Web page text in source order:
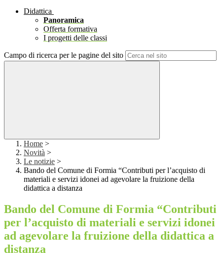
Didattica
Panoramica
Offerta formativa
I progetti delle classi
Campo di ricerca per le pagine del sito
Home >
Novità >
Le notizie >
Bando del Comune di Formia “Contributi per l’acquisto di
materiali e servizi idonei ad agevolare la fruizione della
didattica a distanza
Bando del Comune di Formia “Contributi
per l’acquisto di materiali e servizi idonei
ad agevolare la fruizione della didattica a
distanza